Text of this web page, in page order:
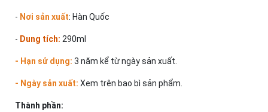
- Nơi sản xuất: Hàn Quốc
- Dung tích: 290ml
- Hạn sử dụng: 3 năm kể từ ngày sản xuất.
- Ngày sản xuất: Xem trên bao bì sản phẩm.
Thành phần: